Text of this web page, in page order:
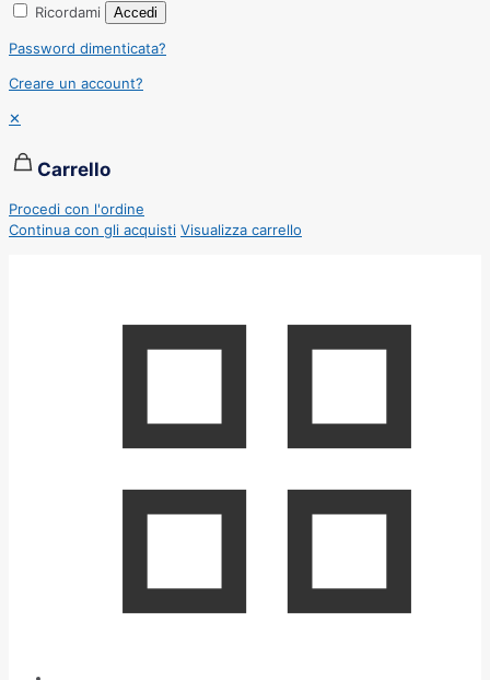
Ricordami Accedi
Password dimenticata?
Creare un account?
✕
Carrello
Procedi con l'ordine
Continua con gli acquisti Visualizza carrello